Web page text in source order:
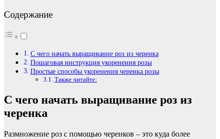
Содержание
С чего начать выращивание роз из черенка
Пошаговая инструкция укоренения розы
Простые способы укоренения черенка розы
Также читайте:
С чего начать выращивание роз из
черенка
Размножение роз с помощью черенков – это куда более